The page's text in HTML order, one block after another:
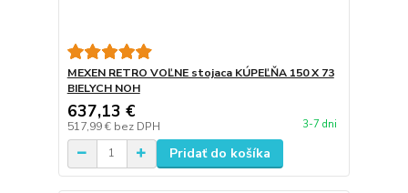
MEXEN RETRO VOĽNE stojaca KÚPEĽŇA 150 X 73
BIELYCH NOH
637,13 €
517,99 € bez DPH 3-7 dni
Pridať do košíka